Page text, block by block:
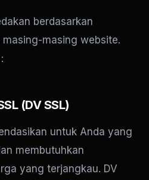
berdasarkan
masing website.
(DV SSL)
untuk Anda yang
membutuhkan
yang terjangkau. DV